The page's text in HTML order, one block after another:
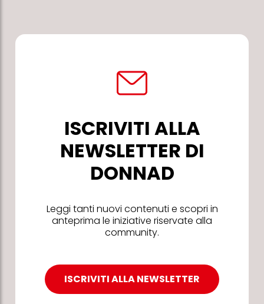
ISCRIVITI ALLA
NEWSLETTER DI
DONNAD
Leggi tanti nuovi contenuti e scopri in
anteprima le iniziative riservate alla
community.
ISCRIVITI ALLA NEWSLETTER